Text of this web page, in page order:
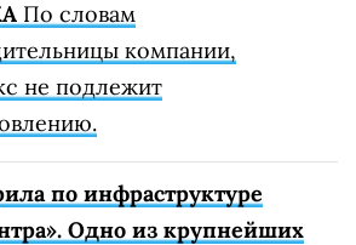
По словам
компании,
не подлежит
по инфраструктуре
Одно из крупнейших